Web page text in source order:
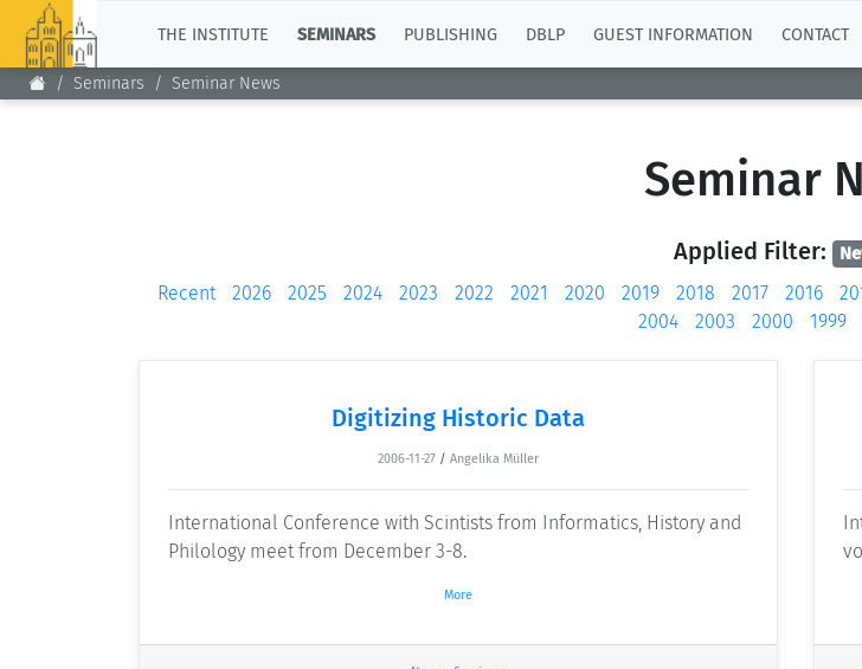
THE INSTITUTE SEMINARS PUBLISHING DBLP GUEST INFORMATION CONTACT
Seminars Seminar News
Seminar
Applied Filter:
Recent 2026 2025 2024 2023 2022 2021 2020 2019 2018 2017 2016
2004
2003 2000 1999
Digitizing Historic Data
2006-11-27 / Angelika Müller
International Conference with Scintists from Informatics, History and
Philology meet from December 3-8.
More